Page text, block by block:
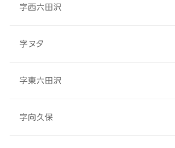
字西六田沢
字ヌタ
字東六田沢
字向久保